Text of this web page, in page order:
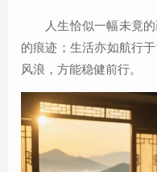
人生恰似一幅未竟
的痕迹；生活亦如航行
风浪，方能稳健前行。